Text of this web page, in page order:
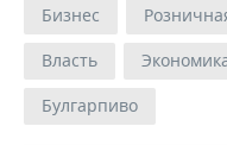
Бизнес
Власть
Булгарпиво